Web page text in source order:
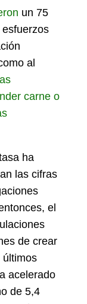
un 75
al
carne o
ha
las cifras
el
de crear
últimos
acelerado
de 5,4